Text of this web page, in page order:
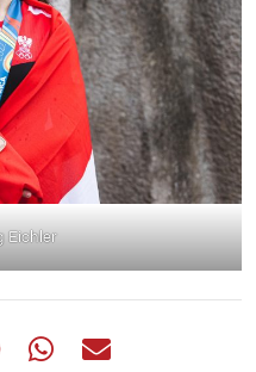
Eichler